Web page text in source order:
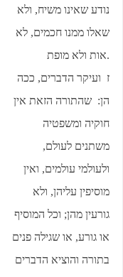
נודע שאינו משיח, ולא
שאלו ממנו חכמים, לא
אות ולא מופת.
ז ועיקר הדברים, ככה
הן: שהתורה הזאת אין
חוקיה ומשפטיה
משתנים לעולם,
ולעולמי עולמים, ואין
מוסיפין עליהן, ולא
גורעין מהן; וכל המוסיף
או גורע, או שגילה פנים
בתורה והוציא הדברים